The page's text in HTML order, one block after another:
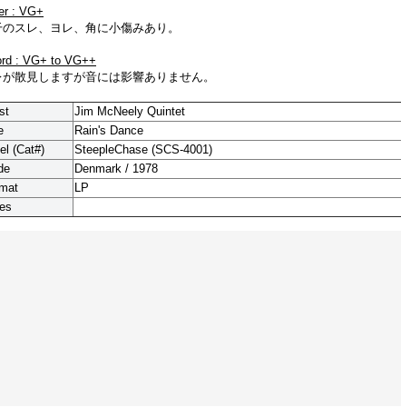
: VG+
スレ、ヨレ、角に小傷みあり。
: VG+ to VG++
が散見しますが音には影響ありません。
Jim McNeely Quintet
Rain's Dance
(Cat#)
SteepleChase (SCS-4001)
Denmark / 1978
LP